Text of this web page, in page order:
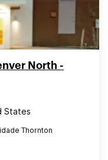
North -
States
Thornton